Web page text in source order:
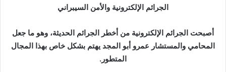
الجرائم الإلكترونية والأمن السيبراني
أصبحت الجرائم الإلكترونية من أخطر الجرائم الحديثة، وهو ما جعل
المحامي والمستشار عمرو أبو المجد يهتم بشكل خاص بهذا المجال
المتطور.